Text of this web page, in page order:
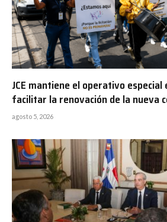
JCE mantiene el operativo
facilitar la renovación de la nueva
agosto 5, 2026